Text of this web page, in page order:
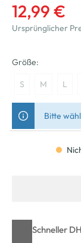
12,99 €
Ursprünglicher
Größe:
S M L
Bitte
Schneller